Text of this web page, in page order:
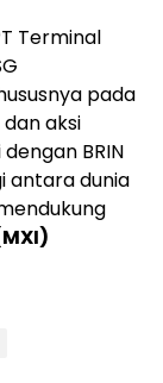
Terminal
pada
aksi
BRIN
antara dunia